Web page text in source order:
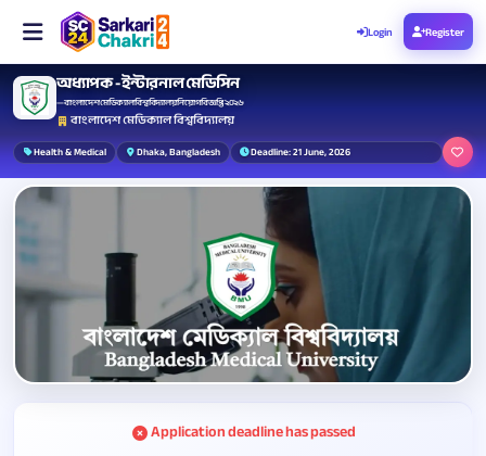
Login Register
অধ্যাপক - ইন্টারনাল মেডিসিন
— বাংলাদেশ মেডিক্যাল বিশ্ববিদ্যালয় নিয়োগ বিজ্ঞপ্তি ২০২৬
বাংলাদেশ মেডিক্যাল বিশ্ববিদ্যালয়
Health & Medical Dhaka, Bangladesh Deadline: 21 June, 2026
Application deadline has passed